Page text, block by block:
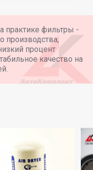
практике фильтры -
производства,
процент
качество на